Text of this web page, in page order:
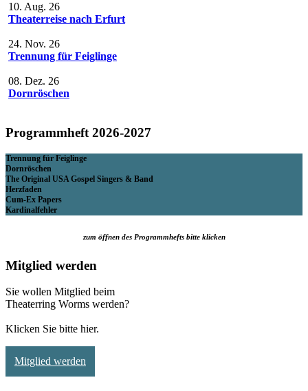
10. Aug. 26
Theaterreise nach Erfurt
24. Nov. 26
Trennung für Feiglinge
08. Dez. 26
Dornröschen
Programmheft 2026-2027
Trennung für Feiglinge
Dornröschen
The Original USA Gospel Singers & Band
Herzfaden
Cum-Ex Papers
Kardinalfehler
zum öffnen des Programmhefts bitte klicken
Mitglied werden
Sie wollen Mitglied beim
Theaterring Worms werden?
Klicken Sie bitte hier.
Mitglied werden